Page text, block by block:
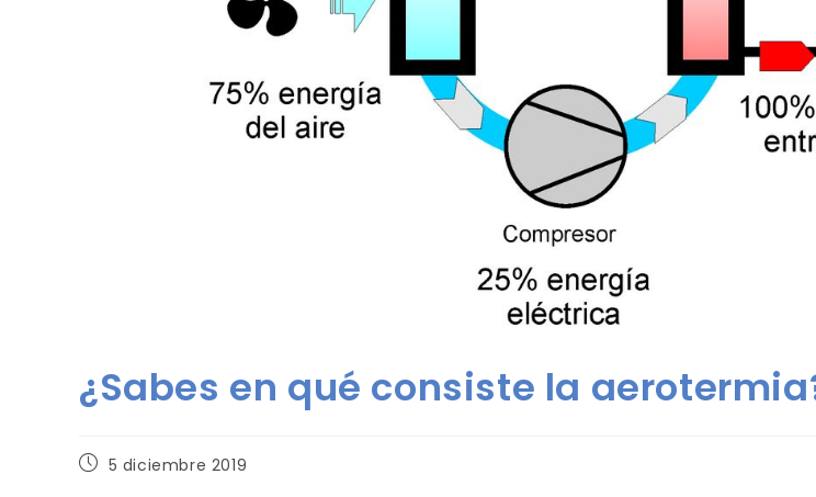
¿Sabes en qué consiste la
5 diciembre 2019